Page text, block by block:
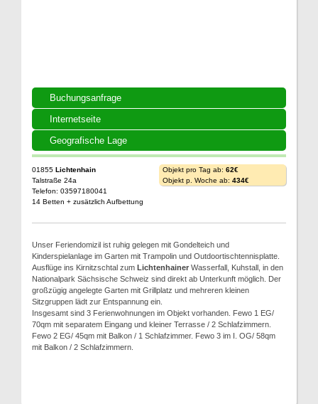
Buchungsanfrage
Internetseite
Geografische Lage
01855 Lichtenhain
Talstraße 24a
Telefon: 03597180041
14 Betten + zusätzlich Aufbettung
Objekt pro Tag ab: 62€
Objekt p. Woche ab: 434€
Unser Feriendomizil ist ruhig gelegen mit Gondelteich und
Kinderspielanlage im Garten mit Trampolin und Outdoortischtennisplatte.
Ausflüge ins Kirnitzschtal zum Lichtenhainer Wasserfall, Kuhstall, in den
Nationalpark Sächsische Schweiz sind direkt ab Unterkunft möglich. Der
großzügig angelegte Garten mit Grillplatz und mehreren kleinen
Sitzgruppen lädt zur Entspannung ein.
Insgesamt sind 3 Ferienwohnungen im Objekt vorhanden. Fewo 1 EG/
70qm mit separatem Eingang und kleiner Terrasse / 2 Schlafzimmern.
Fewo 2 EG/ 45qm mit Balkon / 1 Schlafzimmer. Fewo 3 im I. OG/ 58qm
mit Balkon / 2 Schlafzimmern.